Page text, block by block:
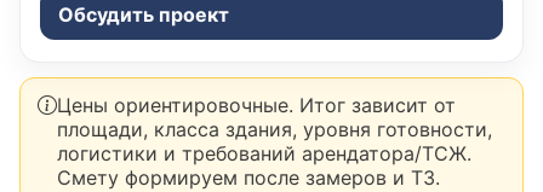
Обсудить проект
Цены ориентировочные. Итог зависит от
площади, класса здания, уровня готовности,
логистики и требований арендатора/ТСЖ.
Смету формируем после замеров и ТЗ.